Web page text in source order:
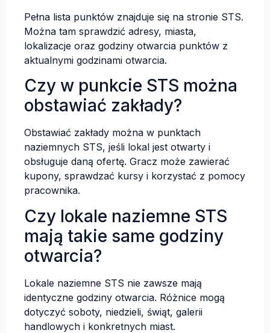
Pełna lista punktów znajduje się na stronie STS.
Można tam sprawdzić adresy, miasta,
lokalizacje oraz godziny otwarcia punktów z
aktualnymi godzinami otwarcia.
Czy w punkcie STS można
obstawiać zakłady?
Obstawiać zakłady można w punktach
naziemnych STS, jeśli lokal jest otwarty i
obsługuje daną ofertę. Gracz może zawierać
kupony, sprawdzać kursy i korzystać z pomocy
pracownika.
Czy lokale naziemne STS
mają takie same godziny
otwarcia?
Lokale naziemne STS nie zawsze mają
identyczne godziny otwarcia. Różnice mogą
dotyczyć soboty, niedzieli, świąt, galerii
handlowych i konkretnych miast.